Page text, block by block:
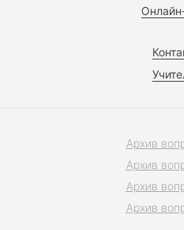
Архив
Архив
Архив
Архив